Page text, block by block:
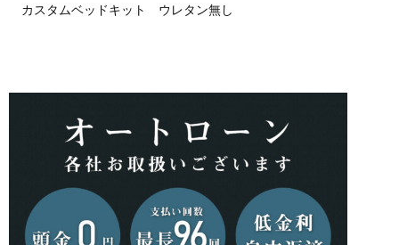
カスタムベッドキット ウレタン無し